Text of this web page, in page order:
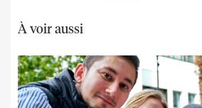
À voir aussi